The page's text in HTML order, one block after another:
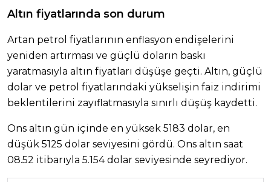
Altın fiyatlarında son durum
Artan petrol fiyatlarının enflasyon endişelerini
yeniden artırması ve güçlü doların baskı
yaratmasıyla altın fiyatları düşüşe geçti. Altın, güçlü
dolar ve petrol fiyatlarındaki yükselişin faiz indirimi
beklentilerini zayıflatmasıyla sınırlı düşüş kaydetti.
Ons altın gün içinde en yüksek 5183 dolar, en
düşük 5125 dolar seviyesini gördü. Ons altın saat
08.52 itibarıyla 5.154 dolar seviyesinde seyrediyor.